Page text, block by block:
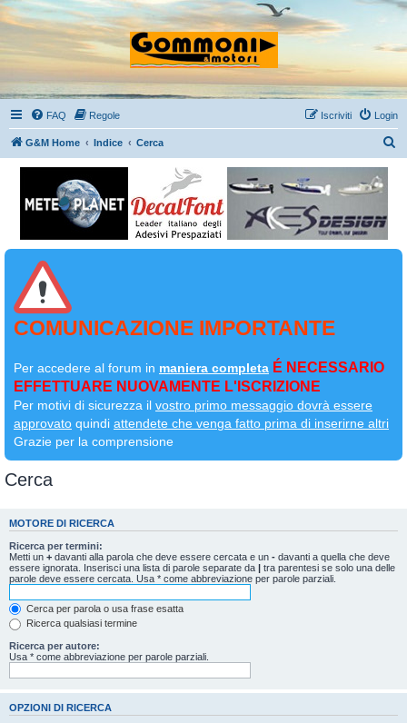
FAQ Regole Login
Iscriviti
G&M Home Indice Cerca
COMUNICAZIONE IMPORTANTE
Per accedere al forum in maniera completa É NECESSARIO
EFFETTUARE NUOVAMENTE L'ISCRIZIONE
Per motivi di sicurezza il vostro primo messaggio dovrà essere
approvato quindi attendete che venga fatto prima di inserirne altri
Grazie per la comprensione
Cerca
MOTORE DI RICERCA
Ricerca per termini:
Metti un + davanti alla parola che deve essere cercata e un - davanti a quella che deve
essere ignorata. Inserisci una lista di parole separate da | tra parentesi se solo una delle
parole deve essere cercata. Usa * come abbreviazione per parole parziali.
Cerca per parola o usa frase esatta
Ricerca qualsiasi termine
Ricerca per autore:
Usa * come abbreviazione per parole parziali.
OPZIONI DI RICERCA